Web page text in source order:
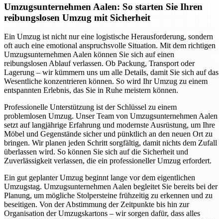
Umzugsunternehmen Aalen: So starten Sie Ihren
reibungslosen Umzug mit Sicherheit
Ein Umzug ist nicht nur eine logistische Herausforderung, sondern
oft auch eine emotional anspruchsvolle Situation. Mit dem richtigen
Umzugsunternehmen Aalen können Sie sich auf einen
reibungslosen Ablauf verlassen. Ob Packung, Transport oder
Lagerung – wir kümmern uns um alle Details, damit Sie sich auf das
Wesentliche konzentrieren können. So wird Ihr Umzug zu einem
entspannten Erlebnis, das Sie in Ruhe meistern können.
Professionelle Unterstützung ist der Schlüssel zu einem
problemlosen Umzug. Unser Team von Umzugsunternehmen Aalen
setzt auf langjährige Erfahrung und modernste Ausrüstung, um Ihre
Möbel und Gegenstände sicher und pünktlich an den neuen Ort zu
bringen. Wir planen jeden Schritt sorgfältig, damit nichts dem Zufall
überlassen wird. So können Sie sich auf die Sicherheit und
Zuverlässigkeit verlassen, die ein professioneller Umzug erfordert.
Ein gut geplanter Umzug beginnt lange vor dem eigentlichen
Umzugstag. Umzugsunternehmen Aalen begleitet Sie bereits bei der
Planung, um mögliche Stolpersteine frühzeitig zu erkennen und zu
beseitigen. Von der Abstimmung der Zeitpunkte bis hin zur
Organisation der Umzugskartons – wir sorgen dafür, dass alles